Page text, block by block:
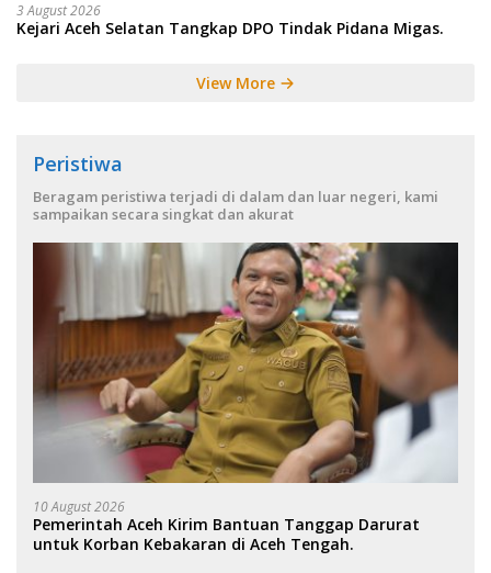
3 August 2026
Kejari Aceh Selatan Tangkap DPO Tindak Pidana Migas.
View More
Peristiwa
Beragam peristiwa terjadi di dalam dan luar negeri, kami
sampaikan secara singkat dan akurat
10 August 2026
Pemerintah Aceh Kirim Bantuan Tanggap Darurat
untuk Korban Kebakaran di Aceh Tengah.